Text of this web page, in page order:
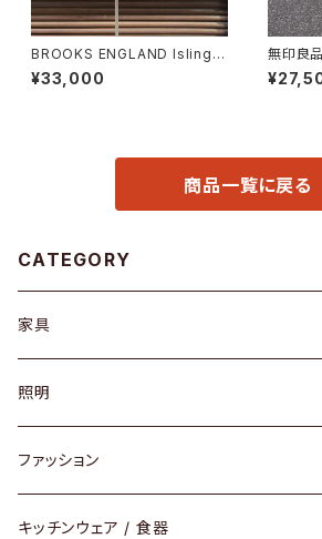
BROOKS ENGLAND Islingto
n Rucksack
¥33,000
無印良
ブル
商品一覧に戻る
CATEGORY
家具
ソファ / ベンチ
チェア / スツール
ダイニングセット / ダイニングテーブル
照明
ペンダントライト
テーブルランプ / デスクスタンド
ファッション
アクセサリー
キッチンウェア / 食器